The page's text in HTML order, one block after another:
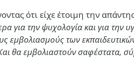
ότι είχε έτοιμη την
για την ψυχολογία και για την
εμβολιασμούς των
θα εμβολιαστούν